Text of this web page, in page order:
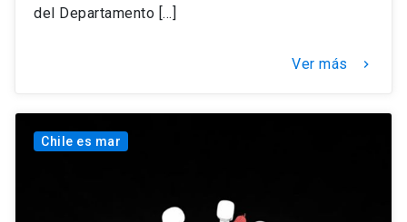
del Departamento […]
Ver más keyboard_arrow_right
Chile es mar